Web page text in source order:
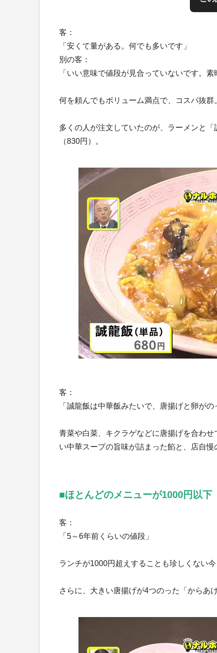
客：
「安くて量がある。何でも多いです」
別の客：
「いい意味で値段が見合っていないです。
何を頼んでもボリューム満点で、コスパ抜
多くの人が注文していたのが、ラーメンと
（830円）。
客：
「誠龍飯は中華飯みたいで、唐揚げと卵が
青菜や白菜、キクラゲなどに唐揚げを合わ
い中華スープの旨味が詰まった餡と、店自
■ほとんどのメニューが1000円以下
客：
「5～6年前くらいの値段」
ランチが1000円超えすることも珍しくない
さらに、大きい唐揚げが4つのった「からあ